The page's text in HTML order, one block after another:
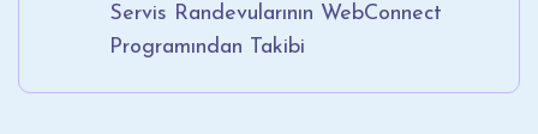
Servis Randevularının WebConnect
Programından Takibi